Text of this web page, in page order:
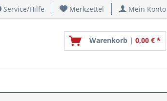
Service/Hilfe Merkzettel Mein Konto
Warenkorb | 0,00 € *